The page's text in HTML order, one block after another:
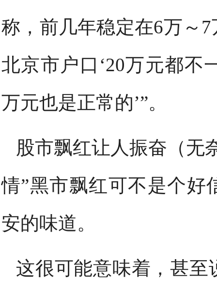
称，前几年稳定在6万～
北京市户口‘20万元都不
万元也是正常的’”。
股市飘红让人振奋（无
情”黑市飘红可不是个好
安的味道。
这很可能意味着，甚